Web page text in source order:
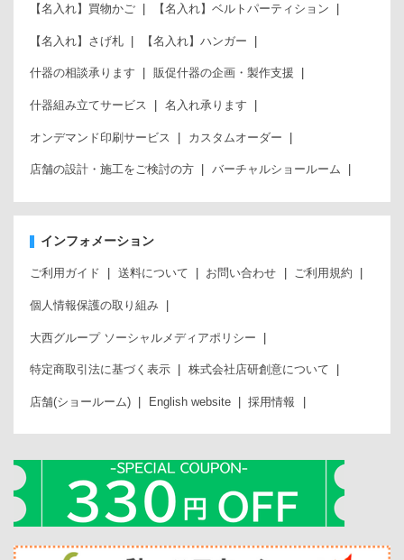
【名入れ】買物かご 【名入れ】ベルトパーティション
【名入れ】さげ札 【名入れ】ハンガー
什器の相談承ります 販促什器の企画・製作支援
什器組み立てサービス 名入れ承ります
オンデマンド印刷サービス カスタムオーダー
店舗の設計・施工をご検討の方 バーチャルショールーム
インフォメーション
ご利用ガイド 送料について お問い合わせ ご利用規約
個人情報保護の取り組み
大西グループ ソーシャルメディアポリシー
特定商取引法に基づく表示 株式会社店研創意について
店舗(ショールーム) English website 採用情報